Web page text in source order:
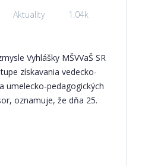
Aktuality
1.04k
Vyhlášky MŠVVaŠ SR
získavania vedecko-
umelecko-pedagogických
oznamuje, že dňa 25.